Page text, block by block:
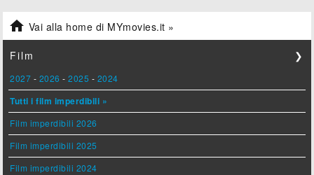
 Vai alla home di MYmovies.it »
Film ❯
2027 - 2026 -2025 - 2024
Tutti i film imperdibili »
Film imperdibili 2026
Film imperdibili 2025
Film imperdibili 2024